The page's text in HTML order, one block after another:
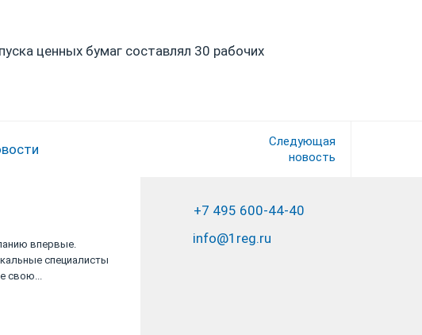
ценных бумаг составлял 30 рабочих
Следующая
новость
впервые.
специалисты
свою...
ООО "Альтернатива", в лице Генерального
+7 495 600-44-40
info@1reg.ru